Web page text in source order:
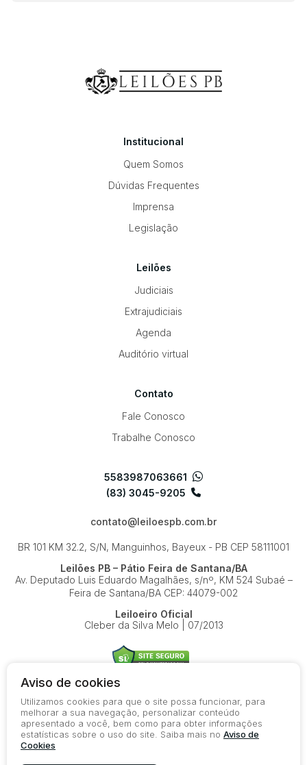
Institucional
Quem Somos
Dúvidas Frequentes
Imprensa
Legislação
Leilões
Judiciais
Extrajudiciais
Agenda
Auditório virtual
Contato
Fale Conosco
Trabalhe Conosco
5583987063661
(83) 3045-9205
contato@leiloespb.com.br
BR 101 KM 32.2, S/N, Manguinhos, Bayeux - PB CEP 58111001
Leilões PB – Pátio Feira de Santana/BA
Av. Deputado Luis Eduardo Magalhães, s/nº, KM 524Subaé –
Feira de Santana/BA CEP: 44079-002
Leiloeiro Oficial
Cleber da Silva Melo | 07/2013
© 2026-present - Todos os direitos reservados
Política de Privacidade
Termos de Uso
Aviso de cookies
Utilizamos cookies para que o site possa funcionar, para
melhorar a sua navegação, personalizar conteúdo
apresentado a você, bem como para obter informações
estatísticas sobre o uso do site. Saiba mais no Aviso de
Cookies